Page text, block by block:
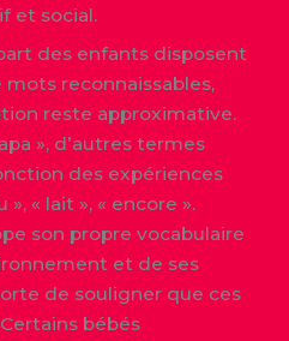
et social.
des enfants disposent
reconnaissables,
reste approximative.
», d’autres termes
des expériences
« lait », « encore ».
son propre vocabulaire
et de ses
de souligner que ces
bébés